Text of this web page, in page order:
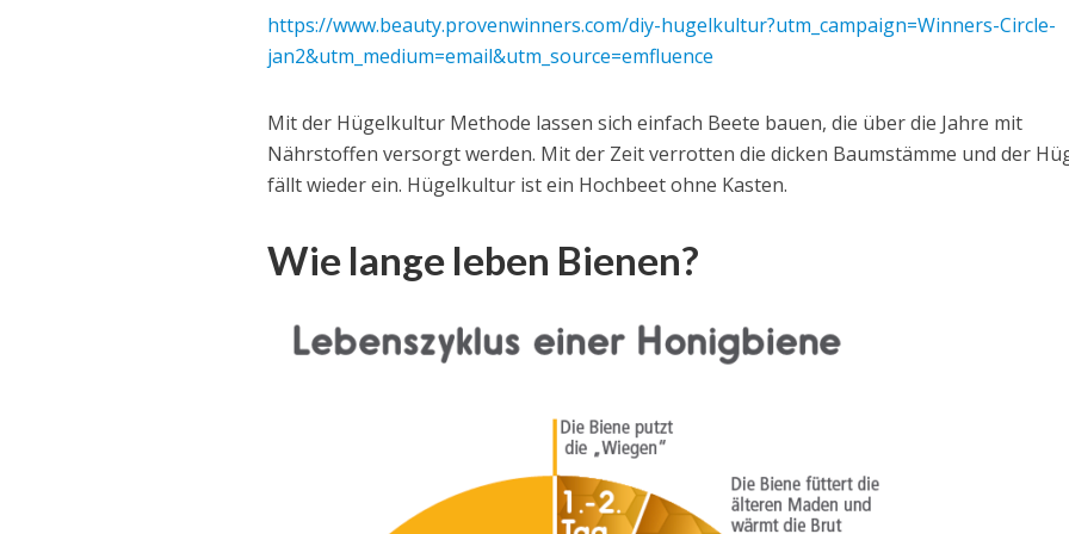
https://www.beauty.provenwinners.com/diy-hugelkultur?utm_campaign=Winners-Circle-
jan2&utm_medium=email&utm_source=emfluence
Mit der Hügelkultur Methode lassen sich einfach Beete bauen, die über die Jahre mit
Nährstoffen versorgt werden. Mit der Zeit verrotten die dicken Baumstämme und der
fällt wieder ein. Hügelkultur ist ein Hochbeet ohne Kasten.
Wie lange leben Bienen?